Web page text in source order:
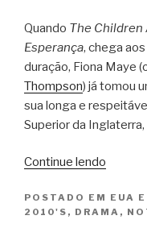
Quando The Children
Esperança, chega
duração, Fiona Maye
Thompson) já tomou
sua longa e
Superior da
Continue lendo
de
POSTADO EM EUA
2010'S , DRAMA ,